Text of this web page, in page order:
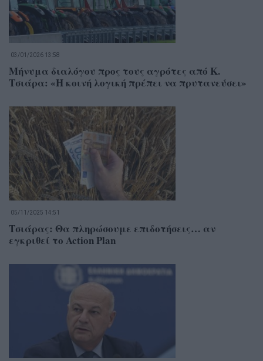
03/01/2026 13:58
Μήνυμα διαλόγου προς τους αγρότες από Κ.
Τσιάρα: «Η κοινή λογική πρέπει να πρυτανεύσει»
05/11/2025 14:51
Τσιάρας: Θα πληρώσουμε επιδοτήσεις… αν
εγκριθεί το Action Plan